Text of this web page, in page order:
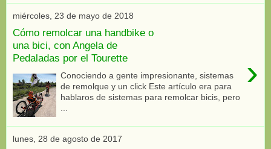
miércoles, 23 de mayo de 2018
Cómo remolcar una handbike o
una bici, con Angela de
Pedaladas por el Tourette
›
Conociendo a gente impresionante, sistemas
de remolque y un click Este artículo era para
hablaros de sistemas para remolcar bicis, pero
lunes, 28 de agosto de 2017